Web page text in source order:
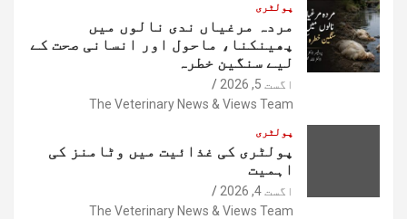
پولٹری
مردہ مرغیاں ندی نالوں میں
پھینکنا، ماحول اور انسانی صحت کے
لیے سنگین خطرہ
اگست 5, 2026
The Veterinary News & Views Team
پولٹری
پولٹری کی غذائیت میں وٹامنز کی
اہمیت
اگست 4, 2026
The Veterinary News & Views Team